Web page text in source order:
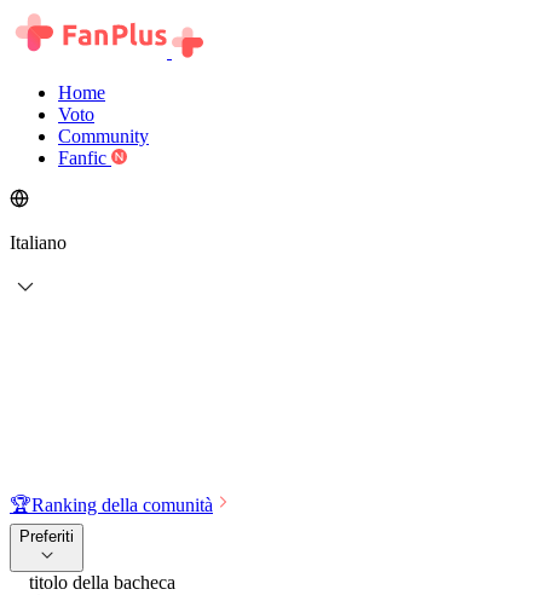
Home
Voto
Community
Fanfic
Italiano
🏆Ranking della comunità
Preferiti
titolo della bacheca